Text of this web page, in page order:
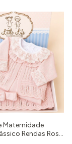
Maternidade
Rendas Rosa